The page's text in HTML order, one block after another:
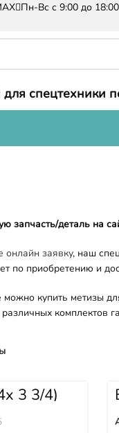
Пн-Вс с 9:00 до 18:00
спецтехники
запчасть/деталь на
онлайн заявку, наш
по приобретению и
купить метизы
комплектов
3 3/4)